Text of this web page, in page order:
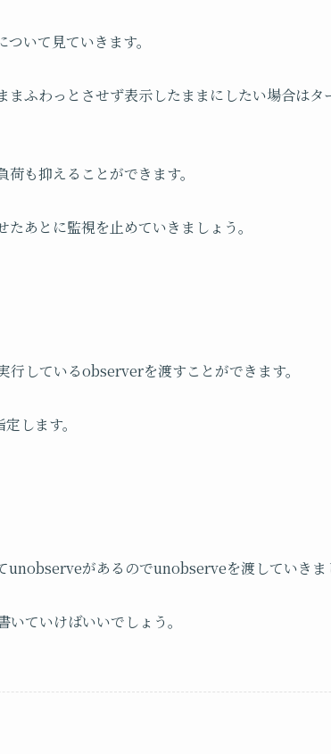
いて見ていきます。
ふわっとさせず表示したままにしたい場合はタ
も抑えることができます。
あとに監視を止めていきましょう。
しているobserverを渡すことができます。
します。
unobserveがあるのでunobserveを渡していきま
いていけばいいでしょう。